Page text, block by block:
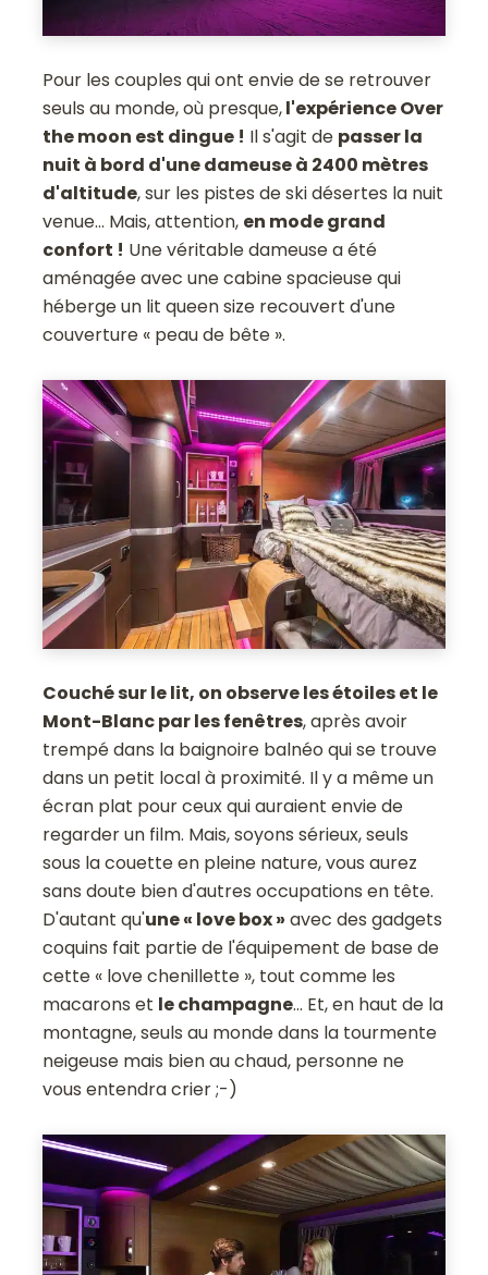
Pour les couples qui ont envie de se retrouver
seuls au monde, où presque,l'expérience Over
the moon est dingue ! Il s'agit de passer la
nuit à bord d'une dameuse à 2400 mètres
d'altitude, sur les pistes de ski désertes la nuit
venue... Mais, attention, en mode grand
confort ! Une véritable dameuse a été
aménagée avec une cabine spacieuse qui
héberge un lit queen size recouvert d'une
couverture « peau de bête ».
Couché sur le lit, on observe les étoiles et le
Mont-Blanc par les fenêtres, après avoir
trempé dans la baignoire balnéo qui se trouve
dans un petit local à proximité. Il y a même un
écran plat pour ceux qui auraient envie de
regarder un film. Mais, soyons sérieux, seuls
sous la couette en pleine nature, vous aurez
sans doute bien d'autres occupations en tête.
D'autant qu'une « love box » avec des gadgets
coquins fait partie de l'équipement de base de
cette « love chenillette », tout comme les
macarons et le champagne... Et, en haut de la
montagne, seuls au monde dans la tourmente
neigeuse mais bien au chaud, personne ne
vous entendra crier ;-)